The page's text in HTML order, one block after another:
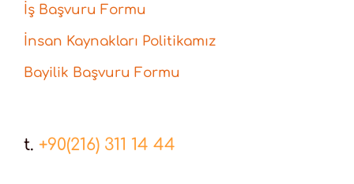
İş Başvuru Formu
İnsan Kaynakları Politikamız
Bayilik Başvuru Formu
t. +90(216) 311 14 44